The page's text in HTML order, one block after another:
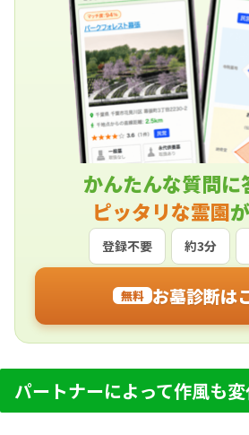
かんたんな質問に
ピッタリな霊園
登録不要 約3分
無料 お墓診断は
パートナーによって作風も